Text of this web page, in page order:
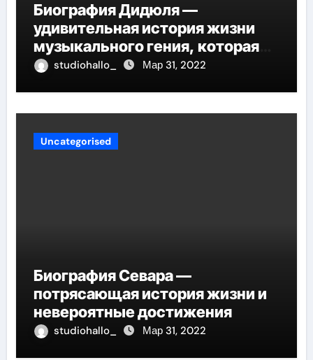
Биография Дидюля —
удивительная история жизни
музыкального гения, которая
проникнет в самые глубины
studiohallo_ Мар 31, 2022
Uncategorised
Биография Севара —
потрясающая история жизни и
невероятные достижения
studiohallo_ Мар 31, 2022